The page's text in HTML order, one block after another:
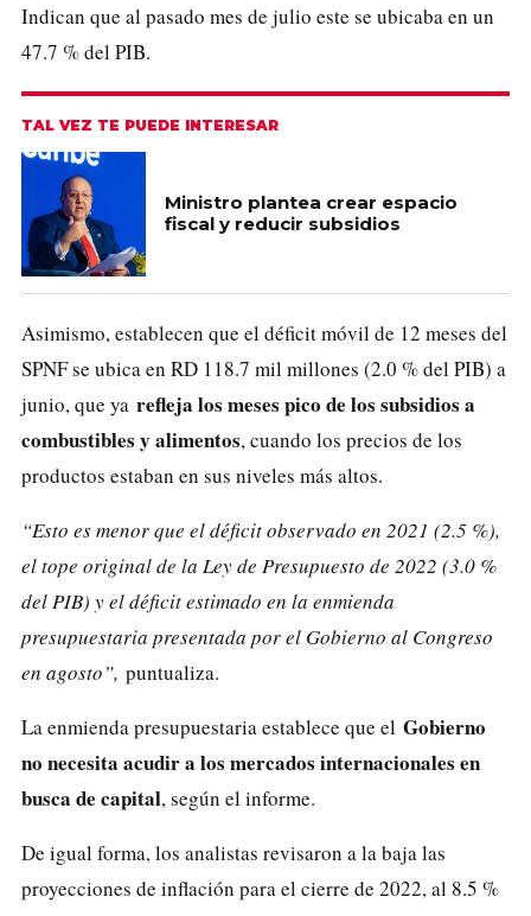
Indican que al pasado mes de julio este se ubicaba en un
47.7 % del PIB.
TAL VEZ TE PUEDE INTERESAR
Ministro plantea crear espacio
fiscal y reducir subsidios
Asimismo, establecen que el déficit móvil de 12 meses del
SPNF se ubica en RD 118.7 mil millones (2.0 % del PIB) a
junio, que ya refleja los meses pico de los subsidios a
combustibles y alimentos, cuando los precios de los
productos estaban en sus niveles más altos.
“Esto es menor que el déficit observado en 2021 (2.5 %),
el tope original de la Ley de Presupuesto de 2022 (3.0 %
del PIB) y el déficit estimado en la enmienda
presupuestaria presentada por el Gobierno al Congreso
en agosto”, puntualiza.
La enmienda presupuestaria establece que el Gobierno
no necesita acudir a los mercados internacionales en
busca de capital, según el informe.
De igual forma, los analistas revisaron a la baja las
proyecciones de inflación para el cierre de 2022, al 8.5 %